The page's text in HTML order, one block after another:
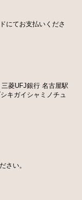
にてお支払いくださ
菱UFJ銀行 名古屋駅
キガイシャミノチュ
さい。